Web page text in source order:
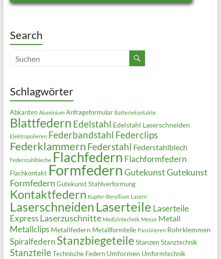
Search
Schlagwörter
Abkanten Aluminium Anfrageformular Batteriekontakte
Blattfedern Edelstahl Edelstahl Laserschneiden
Elektropolieren Federbandstahl Federclips
Federklammern Federstahl Federstahlblech
Federstahlbleche Flachfedern Flachformfedern
Flachkontakt FormfedernGutekunstGutekunst
Formfedern Gutekunst Stahlverformung
Kontaktfedern Kupfer-Beryllium Lasern
Laserschneiden Laserteile Laserteile
Express Laserzuschnitte Medizintechnik Messe Metall
Metallclips Metallfedern Metallformteile Passivieren Rohrklemmen
Spiralfedern Stanzbiegeteile Stanzen Stanztechnik
Stanzteile Technische Federn Umformen Umformtechnik